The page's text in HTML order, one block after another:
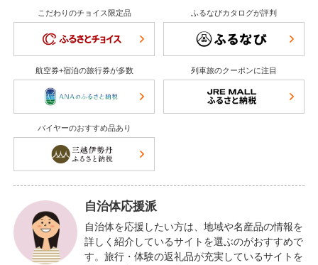
こだわりのチョイス限定品 ふるなびカタログが評判
航空券+宿泊の旅行券が多数 列車旅のクーポンに注目
バイヤーのおすすめ品あり
自治体応援派
自治体を応援したい方は、地域や名産品の情報を
詳しく紹介しているサイトを選ぶのがおすすめで
す。旅行・体験の返礼品が充実しているサイトを